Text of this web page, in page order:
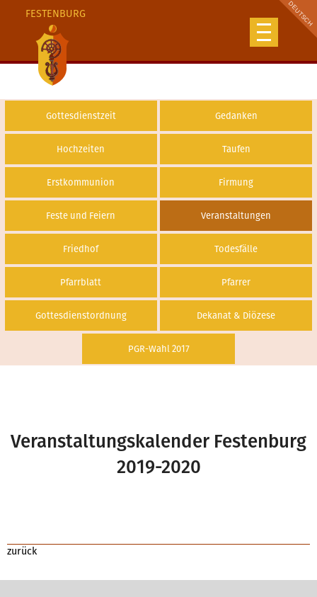
FESTENBURG
Gottesdienstzeit Gedanken
Hochzeiten Taufen
Erstkommunion Firmung
Feste und Feiern Veranstaltungen
Friedhof Todesfälle
Pfarrblatt Pfarrer
Gottesdienstordnung Dekanat & Diözese
PGR-Wahl 2017
Veranstaltungskalender Festenburg
2019-2020
zurück